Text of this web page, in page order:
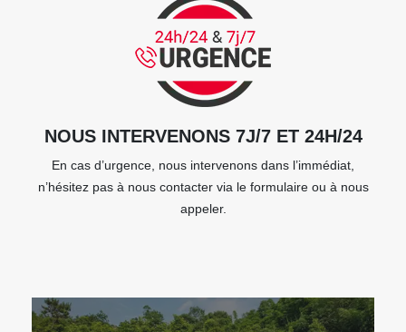
NOUS INTERVENONS 7J/7 ET 24H/24
En cas d’urgence, nous intervenons dans l’immédiat,
n’hésitez pas à nous contacter via le formulaire ou à nous
appeler.